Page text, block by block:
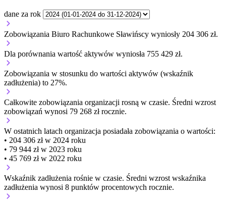
dane za rok
Zobowiązania Biuro Rachunkowe Sławińscy wyniosły 204 306 zł.
Dla porównania wartość aktywów wyniosła 755 429 zł.
Zobowiązania w stosunku do wartości aktywów (wskaźnik
zadłużenia) to 27%.
Całkowite zobowiązania organizacji rosną w czasie. Średni wzrost
zobowiązań wynosi 79 268 zł rocznie.
W ostatnich latach organizacja posiadała zobowiązania o wartości:
• 204 306 zł w 2024 roku
• 79 944 zł w 2023 roku
• 45 769 zł w 2022 roku
Wskaźnik zadłużenia rośnie w czasie. Średni wzrost wskaźnika
zadłużenia wynosi 8 punktów procentowych rocznie.